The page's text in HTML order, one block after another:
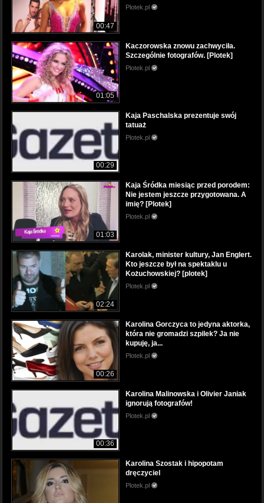
00:47
Plotek.pl
01:05
Kaczorowska znowu zachwyciła.
Szczególnie fotografów. [Plotek]
Plotek.pl
00:29
Kaja Paschalska prezentuje swój
tatuaż
Plotek.pl
01:03
Kaja Śródka miesiąc przed porodem:
Nie jestem jeszcze przygotowana. A
imię? [Plotek]
Plotek.pl
02:24
Karolak, minister kultury, Jan Englert.
Kto jeszcze był na spektaklu u
Kożuchowskiej? [plotek]
Plotek.pl
00:26
Karolina Gorczyca to jedyna aktorka,
która nie gromadzi szpilek? Ja nie
kupuję, ja...
Plotek.pl
00:36
Karolina Malinowska i Olivier Janiak
ignorują fotografów!
Plotek.pl
Karolina Szostak i hipopotam
dręczyciel
Plotek.pl